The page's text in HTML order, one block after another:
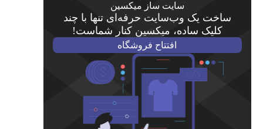
سایت ساز میکسین
ساخت یک وب‌سایت حرفه‌ای تنها با چند
کلیک ساده، میکسین کنار شماست!
افتتاح فروشگاه